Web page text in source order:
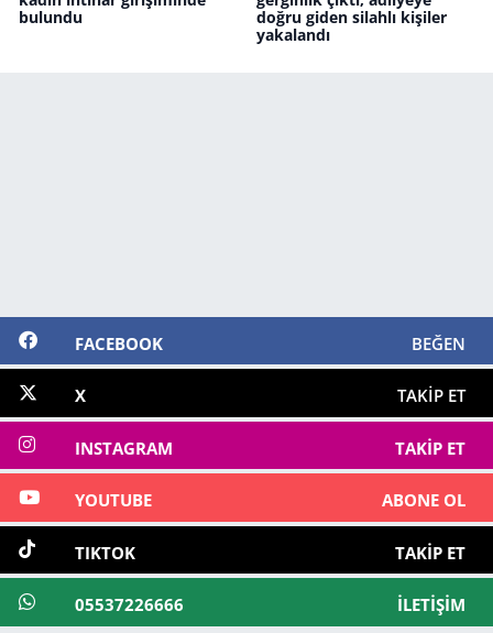
bulundu
doğru giden silahlı kişiler
yakalandı
FACEBOOK BEĞEN
X TAKIP ET
INSTAGRAM TAKIP ET
YOUTUBE ABONE OL
TIKTOK TAKIP ET
05537226666 İLETIŞIM